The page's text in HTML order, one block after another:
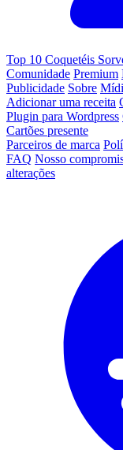
Top 10 Coquetéis
Comunidade Premium
Publicidade Sobre
Adicionar uma receita
Plugin para Wordpress
Cartões presente
Parceiros de marca
FAQ Nosso
alterações